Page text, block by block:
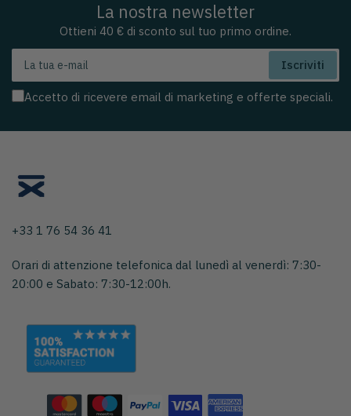
La nostra newsletter
Ottieni 40 € di sconto sul tuo primo ordine.
tua
e-
mail
Iscriviti
Accetto di ricevere email di marketing e offerte speciali.
+33 1 76 54 36 41
Orari di attenzione telefonica dal lunedì al venerdì: 7:30-
20:00 e Sabato: 7:30-12:00h.